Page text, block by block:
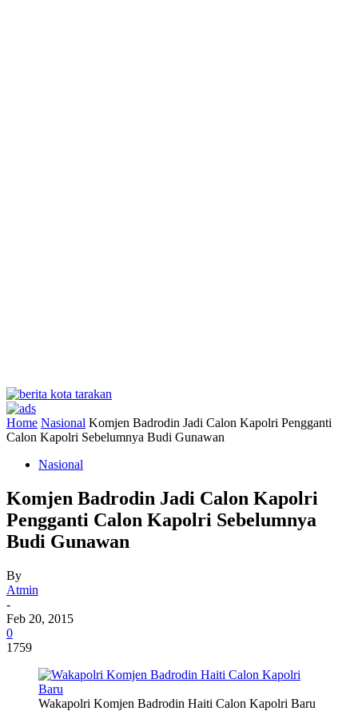
Home Nasional Komjen Badrodin Jadi Calon Kapolri Pengganti
Calon Kapolri Sebelumnya Budi Gunawan
Nasional
Komjen Badrodin Jadi Calon Kapolri
Pengganti Calon Kapolri Sebelumnya
Budi Gunawan
By
Atmin
-
Feb 20, 2015
0
1759
Wakapolri Komjen Badrodin Haiti Calon Kapolri Baru